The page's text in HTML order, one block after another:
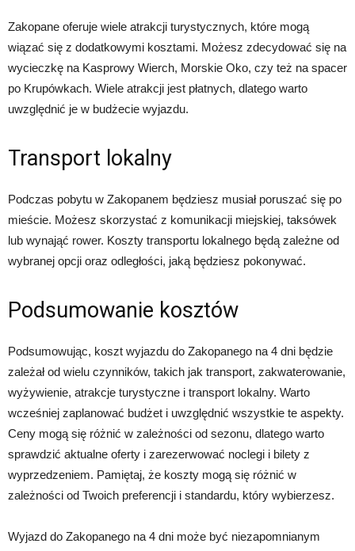
Zakopane oferuje wiele atrakcji turystycznych, które mogą
wiązać się z dodatkowymi kosztami. Możesz zdecydować się na
wycieczkę na Kasprowy Wierch, Morskie Oko, czy też na spacer
po Krupówkach. Wiele atrakcji jest płatnych, dlatego warto
uwzględnić je w budżecie wyjazdu.
Transport lokalny
Podczas pobytu w Zakopanem będziesz musiał poruszać się po
mieście. Możesz skorzystać z komunikacji miejskiej, taksówek
lub wynająć rower. Koszty transportu lokalnego będą zależne od
wybranej opcji oraz odległości, jaką będziesz pokonywać.
Podsumowanie kosztów
Podsumowując, koszt wyjazdu do Zakopanego na 4 dni będzie
zależał od wielu czynników, takich jak transport, zakwaterowanie,
wyżywienie, atrakcje turystyczne i transport lokalny. Warto
wcześniej zaplanować budżet i uwzględnić wszystkie te aspekty.
Ceny mogą się różnić w zależności od sezonu, dlatego warto
sprawdzić aktualne oferty i zarezerwować noclegi i bilety z
wyprzedzeniem. Pamiętaj, że koszty mogą się różnić w
zależności od Twoich preferencji i standardu, który wybierzesz.
Wyjazd do Zakopanego na 4 dni może być niezapomnianym